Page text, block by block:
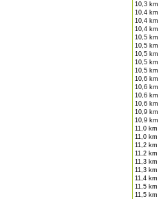
10,3 km
10,4 km
10,4 km
10,4 km
10,5 km
10,5 km
10,5 km
10,5 km
10,5 km
10,6 km
10,6 km
10,6 km
10,6 km
10,9 km
10,9 km
11,0 km
11,0 km
11,2 km
11,2 km
11,3 km
11,3 km
11,4 km
11,5 km
11,5 km